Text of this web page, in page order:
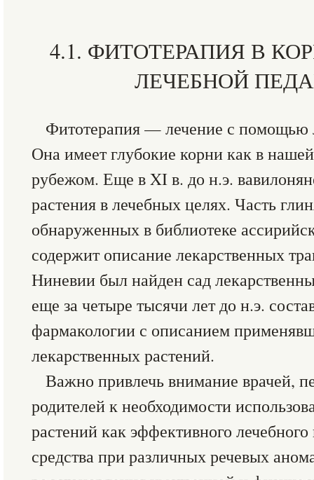
4.1. ФИТОТЕРАПИЯ В
ЛЕЧЕБНОЙ
Фитотерапия — лечение с помощью
Она имеет глубокие корни как в
рубежом. Еще в XI в. до н.э.
растения в лечебных целях. Часть
обнаруженных в библиотеке
содержит описание лекарственных
Ниневии был найден сад
еще за четыре тысячи лет до н.э.
фармакологии с описанием
лекарственных растений.
Важно привлечь внимание врачей,
родителей к необходимости
растений как эффективного
средства при различных речевых